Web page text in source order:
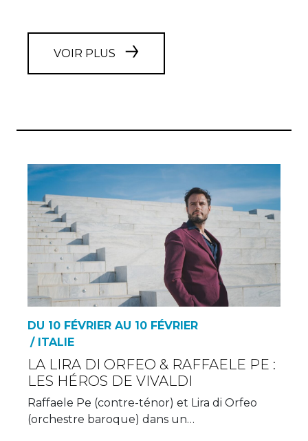
VOIR PLUS
DU 10 FÉVRIER AU 10 FÉVRIER
/ ITALIE
LA LIRA DI ORFEO & RAFFAELE PE :
LES HÉROS DE VIVALDI
Raffaele Pe (contre-ténor) et Lira di Orfeo
(orchestre baroque) dans un…